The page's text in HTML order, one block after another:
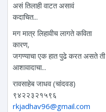
असं तिलाही वाटत असावं
कदाचित...
मग मात्र लिहावीच लागते कविता
कारण,
जगण्याचा एक हात पुढे करत असते ती
आशावादाचा...
रावसाहेब जाधव (चांदवड)
९४२२३२१५९६
rkjadhav96@gmail.com